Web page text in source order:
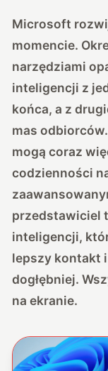
Microsoft
momencie.
narzędziami
inteligencji z
końca, a z
mas
mogą coraz
codzienności
przedstawiciel
inteligencji,
lepszy kontakt
dogłębniej.
na ekranie.